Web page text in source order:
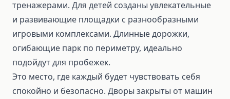
тренажерами. Для детей созданы увлекательные
и развивающие площадки с разнообразными
игровыми комплексами. Длинные дорожки,
огибающие парк по периметру, идеально
подойдут для пробежек.
Это место, где каждый будет чувствовать себя
спокойно и безопасно. Дворы закрыты от машин